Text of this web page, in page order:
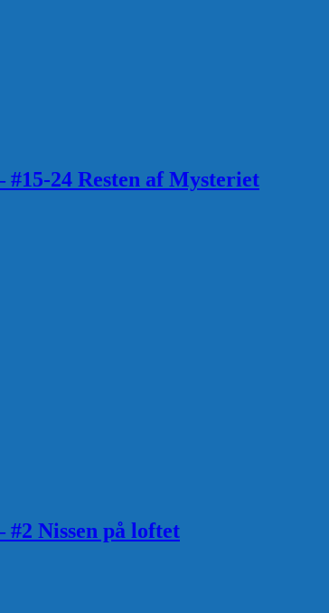
24 Resten af Mysteriet
#2 Nissen på loftet